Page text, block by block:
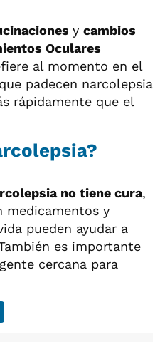
y cambios
Oculares
al momento en el
padecen narcolepsia
rápidamente que el
no tiene cura,
medicamentos y
pueden ayudar a
es importante
cercana para